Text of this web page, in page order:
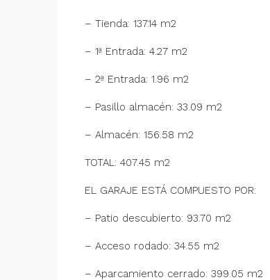
– Tienda: 137.14 m2
– 1ª Entrada: 4.27 m2
– 2ª Entrada: 1.96 m2
– Pasillo almacén: 33.09 m2
– Almacén: 156.58 m2
TOTAL: 407.45 m2
EL GARAJE ESTÁ COMPUESTO POR:
– Patio descubierto: 93.70 m2
– Acceso rodado: 34.55 m2
– Aparcamiento cerrado: 399.05 m2